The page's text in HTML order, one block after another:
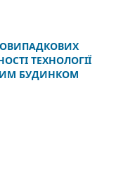
ТЕХНОЛОГІЇ
БУДИНКОМ